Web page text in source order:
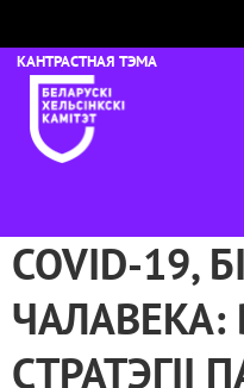
COVID-19,
ЧАЛАВЕКА:
СТРАТЭГІІ